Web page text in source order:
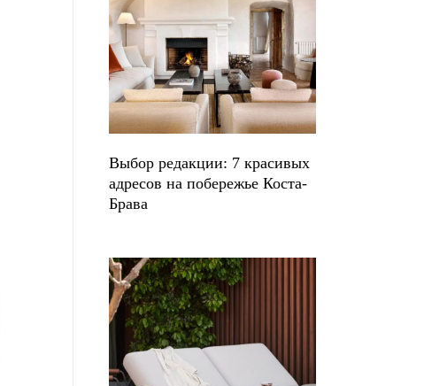
Выбор редакции: 7 красивых
адресов на побережье Коста-
Брава